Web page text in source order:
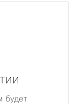
будет